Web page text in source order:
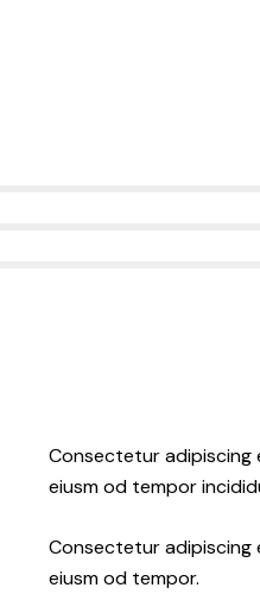
Consectetur adipiscing
eiusm od tempor
Consectetur adipiscing
eiusm od tempor.